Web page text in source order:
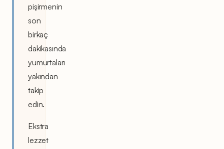
pişirmenin
son
birkaç
dakikasında
yumurtaları
yakından
takip
edin.
Ekstra
lezzet